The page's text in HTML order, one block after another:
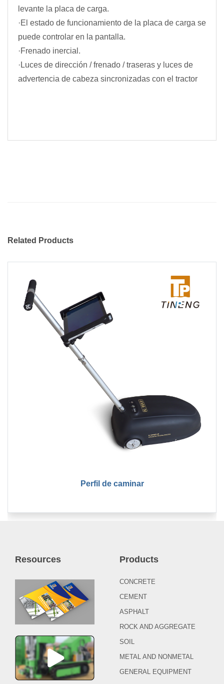
levante la placa de carga.
·El estado de funcionamiento de la placa de carga se
puede controlar en la pantalla.
·Frenado inercial.
·Luces de dirección / frenado / traseras y luces de
advertencia de cabeza sincronizadas con el tractor
Related Products
Perfil de caminar
Resources Products
CONCRETE
CEMENT
ASPHALT
ROCK AND AGGREGATE
SOIL
METAL AND NONMETAL
GENERAL EQUIPMENT